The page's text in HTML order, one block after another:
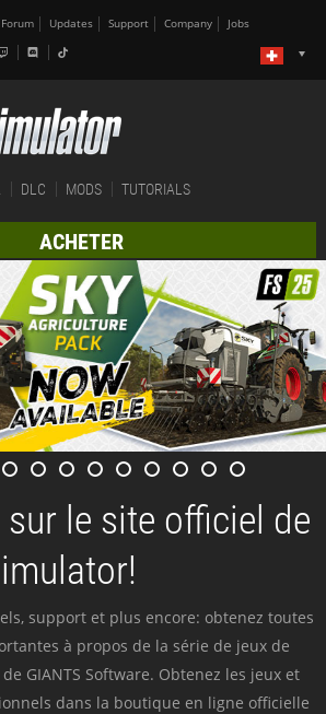
Forum Updates Support Company Jobs
DLC MODS TUTORIALS
ACHETER
sur le site officiel de
support et plus encore: obtenez toutes
à propos de la série de jeux de
GIANTS Software. Obtenez les jeux et
dans la boutique en ligne officielle